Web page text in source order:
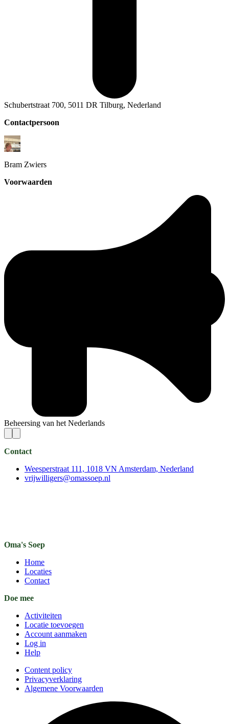
Schubertstraat 700, 5011 DR Tilburg, Nederland
Contactpersoon
Bram Zwiers
Voorwaarden
Beheersing van het Nederlands
Contact
Weesperstraat 111, 1018 VN Amsterdam, Nederland
vrijwilligers@omassoep.nl
Oma's Soep
Home
Locaties
Contact
Doe mee
Activiteiten
Locatie toevoegen
Account aanmaken
Log in
Help
Content policy
Privacyverklaring
Algemene Voorwaarden